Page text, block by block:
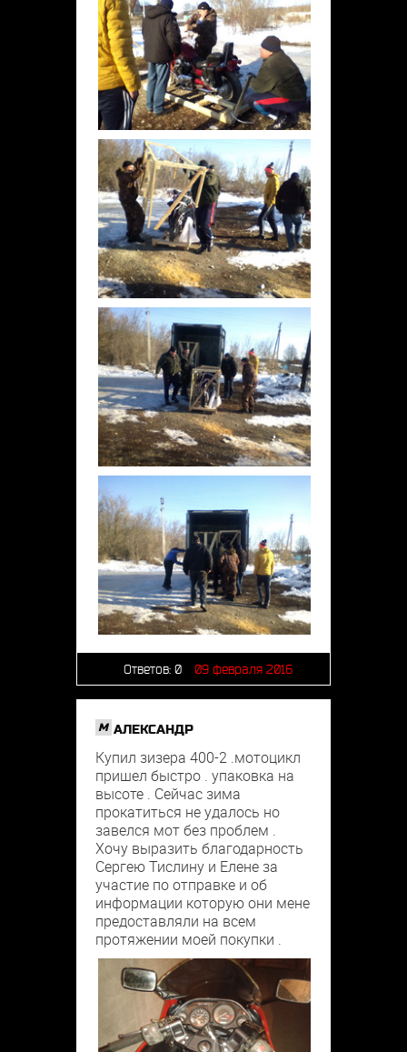
Ответов: 0 09 февраля 2016
M АЛЕКСАНДР
Купил зизера 400-2 .мотоцикл
пришел быстро . упаковка на
высоте . Сейчас зима
прокатиться не удалось но
завелся мот без проблем .
Хочу выразить благодарность
Сергею Тислину и Елене за
участие по отправке и об
информации которую они мене
предоставляли на всем
протяжении моей покупки .